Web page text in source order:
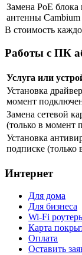
Замена PoE блока
антенны Cambium
В стоимость
Работы с ПК
Услуга или
Установка
момент
Замена сетевой
(только в момент
Установка
подписке
Интернет
Для дома
Для бизнеса
Wi-Fi
Карта
Оплата
Оставить